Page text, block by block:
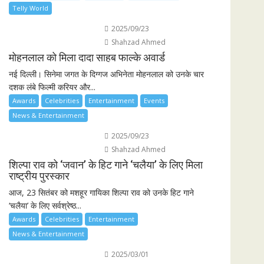
Telly World
2025/09/23
Shahzad Ahmed
मोहनलाल को मिला दादा साहब फाल्के अवार्ड
नई दिल्ली। सिनेमा जगत के दिग्गज अभिनेता मोहनलाल को उनके चार
दशक लंबे फिल्मी करियर और...
Awards Celebrities Entertainment
Events
News & Entertainment
2025/09/23
Shahzad Ahmed
शिल्पा राव को ‘जवान’ के हिट गाने ‘चलैया’ के लिए मिला
राष्ट्रीय पुरस्कार
आज, 23 सितंबर को मशहूर गायिका शिल्पा राव को उनके हिट गाने
‘चलैया’ के लिए सर्वश्रेष्ठ...
Awards Celebrities
Entertainment
News & Entertainment
2025/03/01